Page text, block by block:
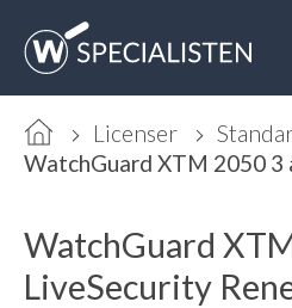
Licenser
WatchGuard
LiveSecurity